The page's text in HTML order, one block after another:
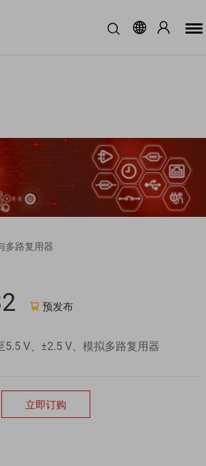
多路复用器
 预发布
5.5 V、±2.5 V、模拟多路复用器
立即订购